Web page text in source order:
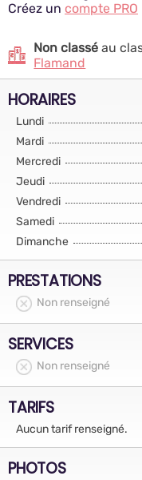
Créez un compte PRO
Non classé au
Flamand
HORAIRES
Lundi
Mardi
Mercredi
Jeudi
Vendredi
Samedi
Dimanche
PRESTATIONS
Non renseigné
SERVICES
Non renseigné
TARIFS
Aucun tarif renseigné.
PHOTOS